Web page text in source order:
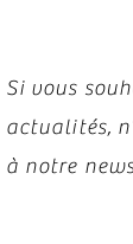
Si vous
actualités,
à notre